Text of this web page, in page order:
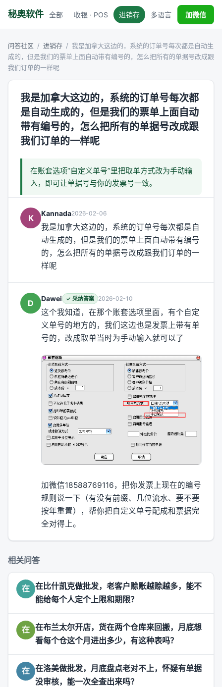
秘奥软件 全部 收银 · POS 进销存 多语言 税务对接
加微信
问答社区 / 进销存 / 我是加拿大这边的，系统的订单号每次都是自动生
成的，但是我们的票单上面自动带有编号的，怎么把所有的单据号改成跟
我们订单的一样呢
我是加拿大这边的，系统的订单号每次都
是自动生成的，但是我们的票单上面自动
带有编号的，怎么把所有的单据号改成跟
我们订单的一样呢
在账套选项“自定义单号”里把取单方式改为手动输
入，即可让单据号与你的发票号一致。
K Kannada2026-02-06
我是加拿大这边的，系统的订单号每次都是自
动生成的，但是我们的票单上面自动带有编号
的，怎么把所有的单据号改成跟我们订单的一
样呢
D Dawei ✓ 采纳答案 2026-02-10
这个我知道，在那个账套选项里面，有个自定
义单号的地方的，我们这边也是发票上带有单
号的，改成取单当时为手动输入就可以了
加微信18588769116，把你发票上现在的编号
规则说一下（有没有前缀、几位流水、要不要
按年重置），帮你把自定义单号配成和票据完
全对得上。
相关问答
在 在比什凯克做批发，老客户赊账越赊越多，能不
能给每个人定个上限和期限？
在 在布兰太尔开店，货在两个仓库来回搬，月底想
看每个仓这个月进出多少，有这种表吗？
在 在洛美做批发，月底盘点老对不上，怀疑有单据
没审核，能一次全查出来吗？